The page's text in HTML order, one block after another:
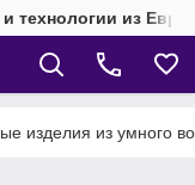
и технологии из
изделия из умного